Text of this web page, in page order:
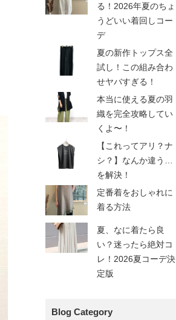
る！2026年夏のちょ
うどいい着回しコー
デ
夏の新作トップス全
試し！この組み合わ
せヤバすぎる！
本当に使える夏の羽
織を完全攻略してい
くよ〜！
【これってアリ？ナ
シ？】なんか違う…
を解決！
定番着をおしゃれに
着る方法
夏、なに着たら良
い？迷ったら絶対コ
レ！2026夏コーデ決
定版
Blog Category